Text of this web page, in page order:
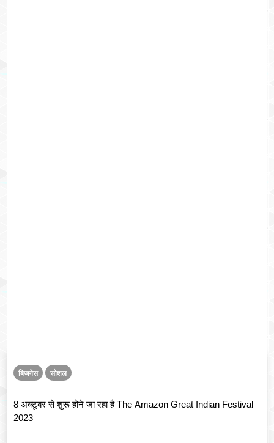
बिजनेस सोशल
8 अक्टूबर से शुरू होने जा रहा है The Amazon Great Indian Festival
2023